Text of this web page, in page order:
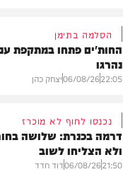
הסלמה בתימן
החות'ים פתחו במתקפת
נהרגו
22:05
06/08/26יצחק כהן
נכנסו לחוף לא מוכרז
דרמה בכנרת: שלושה
ולא הצליחו לשוב
21:50
06/08/26דוד חדד